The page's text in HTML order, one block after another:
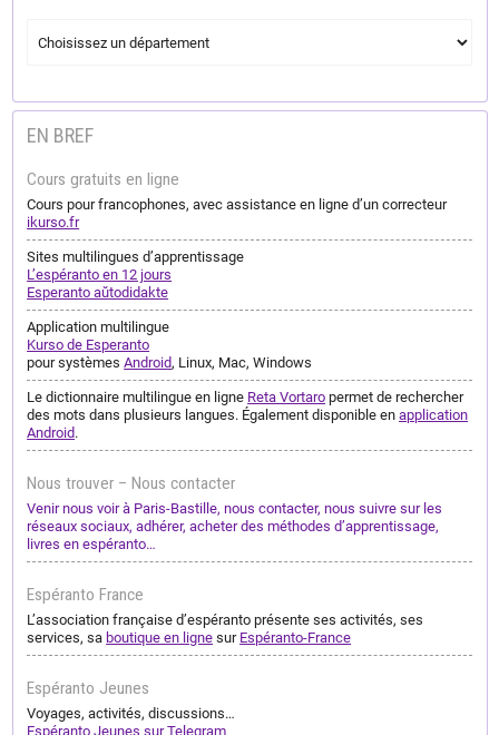
EN BREF
Cours gratuits en ligne
Cours pour francophones, avec assistance en ligne d’un correcteur
ikurso.fr
Sites multilingues d’apprentissage
L’espéranto en 12 jours
Esperanto aŭtodidakte
Application multilingue
Kurso de Esperanto
pour systèmesAndroid, Linux, Mac, Windows
Le dictionnaire multilingue en ligne Reta Vortaro permet de rechercher
des mots dans plusieurs langues. Également disponible enapplication
Android.
Nous trouver – Nous contacter
Venir nous voir à Paris-Bastille, nous contacter, nous suivre sur les
réseaux sociaux, adhérer, acheter des méthodes d’apprentissage,
livres en espéranto…
Espéranto France
L’association française d’espéranto présente ses activités, ses
services, sa boutique en ligne sur Espéranto-France
Espéranto Jeunes
Voyages, activités, discussions…
Espéranto Jeunes sur Telegram